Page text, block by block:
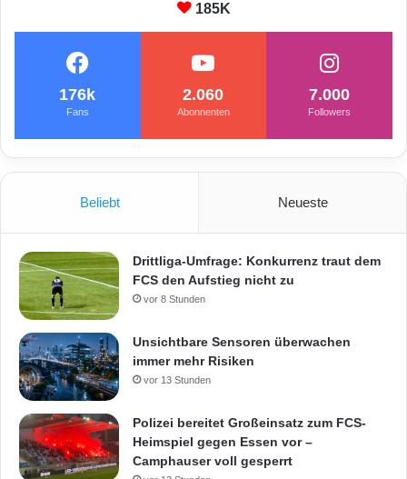
185K
176k
Fans
2.060
Abonnenten
7.000
Followers
Beliebt Neueste
Drittliga-Umfrage: Konkurrenz traut dem
FCS den Aufstieg nicht zu
vor 8 Stunden
Unsichtbare Sensoren überwachen
immer mehr Risiken
vor 13 Stunden
Polizei bereitet Großeinsatz zum FCS-
Heimspiel gegen Essen vor –
Camphauser voll gesperrt